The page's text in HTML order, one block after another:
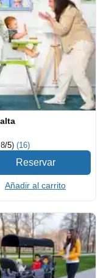
/5) (16)
Añadir al carrito